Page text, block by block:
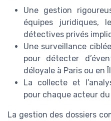
Une gestion
équipes juridiques,
détectives privés
Une surveillance
pour détecter
déloyale à Paris ou en
La collecte et
pour chaque acteur
La gestion des dossiers